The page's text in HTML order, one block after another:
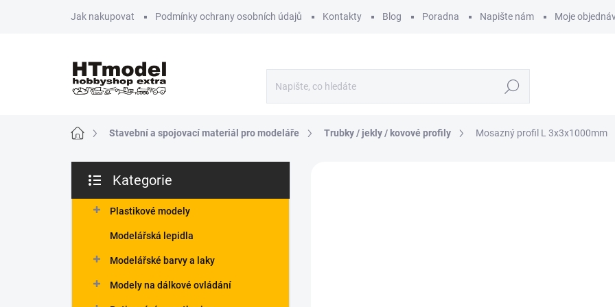
Jak nakupovat Podmínky ochrany osobních údajů Kontakty Blog Poradna Napište nám Moje
Hledat
Domů Stavební a spojovací materiál pro modeláře Trubky / jekly / kovové profily Mosazný profil L 3x3x1000mm
s
kategorie
Kategorie
Plastikové modely
Modelářská lepidla
Modelářské barvy a laky
Modely na dálkové ovládání